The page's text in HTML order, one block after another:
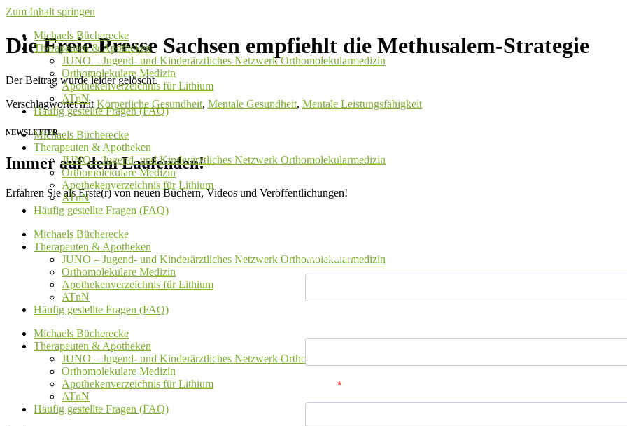
Zum Inhalt springen
Michaels Bücherecke
Therapeuten & Apotheken
JUNO – Jugend- und Kinderärztliches Netzwerk Orthomolekularmedizin
Orthomolekulare Medizin
Apothekenverzeichnis für Lithium
ATnN
Häufig gestellte Fragen (FAQ)
Michaels Bücherecke
Therapeuten & Apotheken
JUNO – Jugend- und Kinderärztliches Netzwerk Orthomolekularmedizin
Orthomolekulare Medizin
Apothekenverzeichnis für Lithium
ATnN
Häufig gestellte Fragen (FAQ)
Michaels Bücherecke
Therapeuten & Apotheken
JUNO – Jugend- und Kinderärztliches Netzwerk Orthomolekularmedizin
Orthomolekulare Medizin
Apothekenverzeichnis für Lithium
ATnN
Häufig gestellte Fragen (FAQ)
Michaels Bücherecke
Therapeuten & Apotheken
JUNO – Jugend- und Kinderärztliches Netzwerk Orthomolekularmedizin
Orthomolekulare Medizin
Apothekenverzeichnis für Lithium
ATnN
Häufig gestellte Fragen (FAQ)
Die Freie Presse Sachsen empfiehlt die Methusalem-Strategie
Der Beitrag wurde leider gelöscht.
Verschlagwortet mit Körperliche Gesundheit, Mentale Gesundheit, Mentale Leistungsfähigkeit
NEWSLETTER
Immer auf dem Laufenden!
Erfahren Sie als Erste(r) von neuen Büchern, Videos und Veröffentlichungen!
Vorname